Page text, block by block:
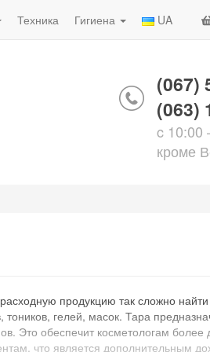
Техника Гигиена UA
(067)
(063)
c
кроме
продукцию так сложно
гелей, масок. Тара
Это обеспечит косметологам более
что является дополнительным